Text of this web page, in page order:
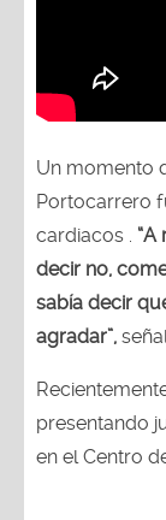
Un momento
Portocarrero
cardiacos .
decir no,
sabía decir
agradar”,
presentando
en el Centro